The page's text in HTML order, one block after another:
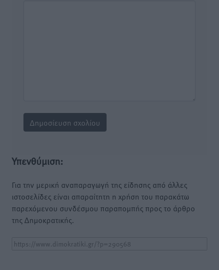
Υπενθύμιση:
Για την μερική αναπαραγωγή της είδησης από άλλες
ιστοσελίδες είναι απαραίτητη η χρήση του παρακάτω
παρεχόμενου συνδέσμου παραπομπής προς το άρθρο
της Δημοκρατικής.